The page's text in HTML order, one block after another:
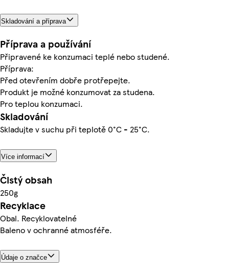
Skladování a příprava
Příprava a používání
Připravené ke konzumaci teplé nebo studené.
Příprava:
Před otevřením dobře protřepejte.
Produkt je možné konzumovat za studena.
Pro teplou konzumaci.
Skladování
Skladujte v suchu při teplotě 0°C - 25°C.
Více informací
Čistý obsah
250g
Recyklace
Obal. Recyklovatelné
Baleno v ochranné atmosféře.
Údaje o značce